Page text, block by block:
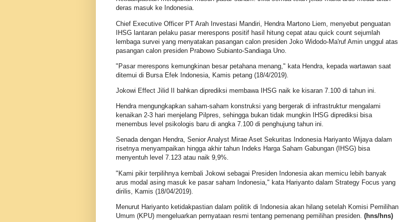
deras masuk ke Indonesia.
Chief Executive Officer PT Arah Investasi Mandiri, Hendra Martono Liem, menyebut penguatan
IHSG lantaran pelaku pasar merespons positif hasil hitung cepat atau quick count sejumlah
lembaga survei yang menyatakan pasangan calon presiden Joko Widodo-Ma'ruf Amin unggul atas
pasangan calon presiden Prabowo Subianto-Sandiaga Uno.
"Pasar merespons kemungkinan besar petahana menang," kata Hendra, kepada wartawan saat
ditemui di Bursa Efek Indonesia, Kamis petang (18/4/2019).
Jokowi Effect Jilid II bahkan diprediksi membawa IHSG naik ke kisaran 7.100 di tahun ini.
Hendra mengungkapkan saham-saham konstruksi yang bergerak di infrastruktur mengalami
kenaikan 2-3 hari menjelang Pilpres, sehingga bukan tidak mungkin IHSG diprediksi bisa
menembus level psikologis baru di angka 7.100 di penghujung tahun ini.
Senada dengan Hendra, Senior Analyst Mirae Aset Sekuritas Indonesia Hariyanto Wijaya dalam
risetnya menyampaikan hingga akhir tahun Indeks Harga Saham Gabungan (IHSG) bisa
menyentuh level 7.123 atau naik 9,9%.
"Kami pikir terpilihnya kembali Jokowi sebagai Presiden Indonesia akan memicu lebih banyak
arus modal asing masuk ke pasar saham Indonesia," kata Hariyanto dalam Strategy Focus yang
dirilis, Kamis (18/04/2019).
Menurut Hariyanto ketidakpastian dalam politik di Indonesia akan hilang setelah Komisi Pemilihan
Umum (KPU) mengeluarkan pernyataan resmi tentang pemenang pemilihan presiden. (hns/hns)